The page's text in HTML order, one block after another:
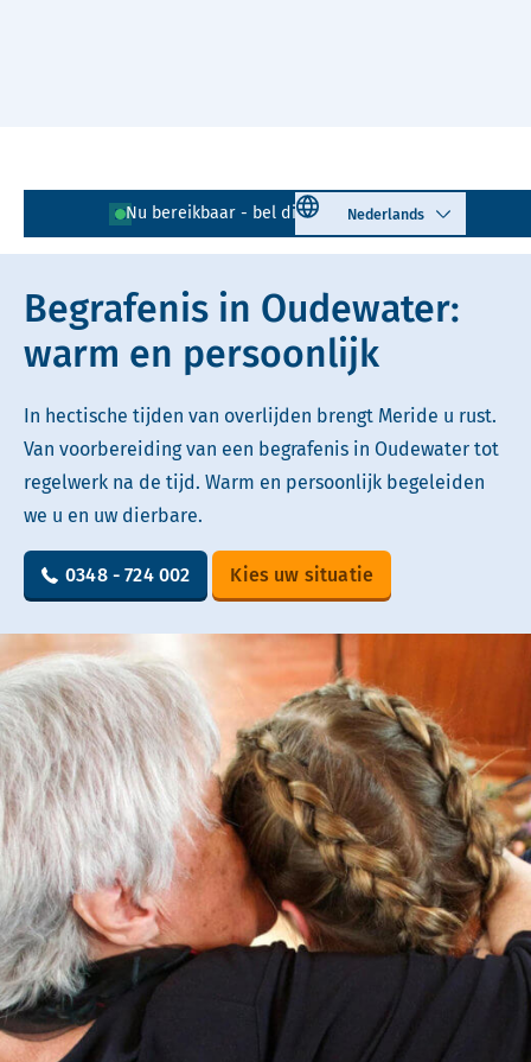
Nu bereikbaar - bel direct! 0348 - 724 002
Select language
Lees voor Uitleg woorden
Simpele tekst
Begrafenis in Oudewater:
warm en persoonlijk
In hectische tijden van overlijden brengt Meride u rust.
Van voorbereiding van een begrafenis in Oudewater tot
regelwerk na de tijd. Warm en persoonlijk begeleiden
we u en uw dierbare.
0348 - 724 002 Kies uw situatie